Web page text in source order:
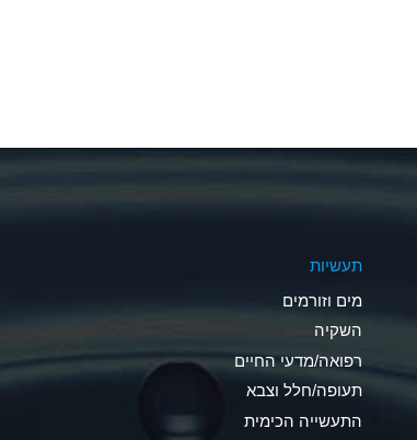
C
A
תעשיות
מים וזורמים
השקיה
רפואה/מדעי החיים
תעופה/חלל וצבא
התעשייה הכימית